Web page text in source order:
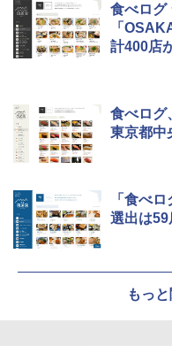
ジ
0℃
ジ
お手
￥
クシ
￥
食べログ
「
計400店
食べログ
東京都中
「食べ
選出は59
もっ